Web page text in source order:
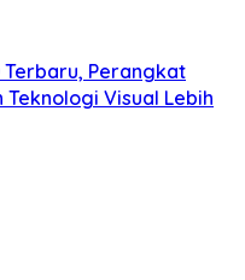
Terbaru, Perangkat
Visual Lebih